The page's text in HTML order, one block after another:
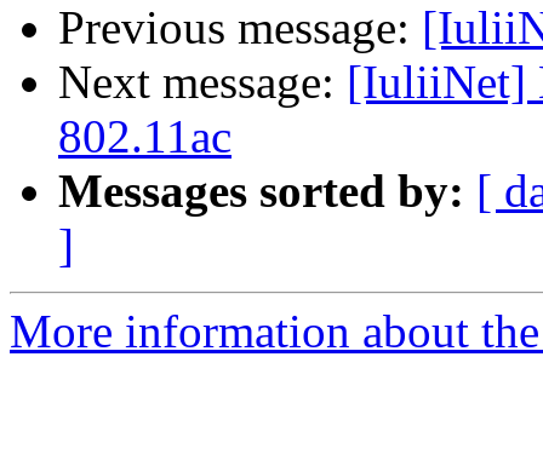
Previous message:
Next message: [IuliiNet]
802.11ac
Messages sorted by: [
]
More information about